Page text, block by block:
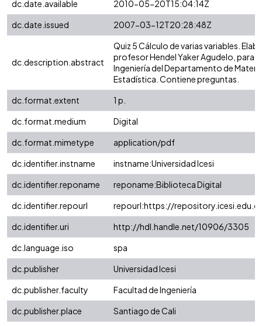
dc.date.available
2010-05-20T15:04:14Z
dc.date.issued
2007-03-12T20:28:48Z
dc.description.abstract
Quiz 5 Cálculo de varias variables.
profesor Hendel Yaker Agudelo, para
Ingeniería del Departamento de
Estadística. Contiene preguntas.
dc.format.extent
1 p.
dc.format.medium
Digital
dc.format.mimetype
application/pdf
dc.identifier.instname
instname:Universidad Icesi
dc.identifier.reponame
reponame:Biblioteca Digital
dc.identifier.repourl
repourl:https://
dc.identifier.uri
http://hdl.handle.net/10906/3305
dc.language.iso
spa
dc.publisher
Universidad Icesi
dc.publisher.faculty
Facultad de Ingeniería
dc.publisher.place
Santiago de Cali